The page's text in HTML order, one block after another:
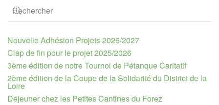
Nouvelle Adhésion Projets 2026/2027
Clap de fin pour le projet 2025/2026
3ème édition de notre Tournoi de Pétanque Caritatif
2ème édition de la Coupe de la Solidarité du District de la
Loire
Déjeuner chez les Petites Cantines du Forez